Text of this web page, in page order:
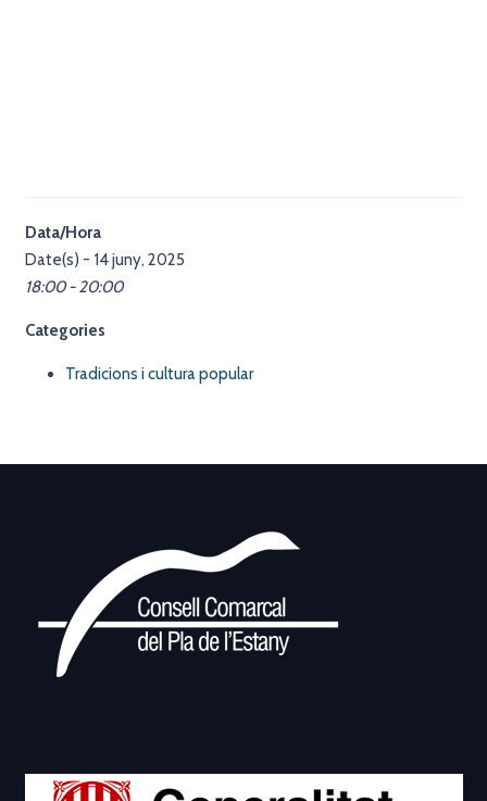
Data/Hora
Date(s) - 14 juny, 2025
18:00 - 20:00
Categories
Tradicions i cultura popular